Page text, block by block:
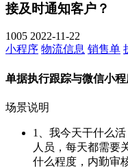
接及时通知客户？
1005 2022-11-22
小程序 物流信息 销售单
单据执行跟踪与微信小
场景说明
1、我今天干什么
人员，每天都需要
什么程度，内勤审